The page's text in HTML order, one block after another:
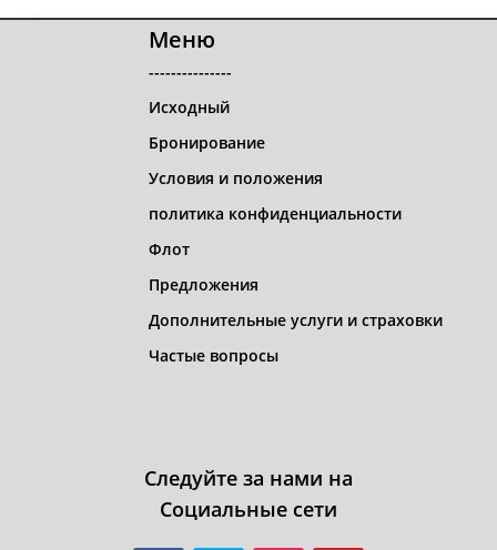
Меню
---------------
Исходный
Бронирование
Условия и положения
политика конфиденциальности
Флот
Предложения
Дополнительные услуги и страховки
Частые вопросы
Следуйте за нами на
Социальные сети